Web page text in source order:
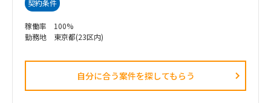
契約条件
稼働率 100%
勤務地 東京都(23区内)
自分に合う案件を探してもらう​